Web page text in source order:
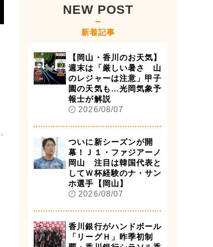
NEW POST
新着記事
【岡山・香川のお天気】
週末は「厳しい暑さ 山
のレジャーは注意」甲子
園の天気も…光岡気象予
報士が解説
2026/08/07
ついに新シーズンが開
幕！Ｊ１・ファジアーノ
岡山 注目は韓国代表と
してＷ杯経験のナ・サン
ホ選手【岡山】
2026/08/07
香川銀行がハンドボール
「リーグＨ」昨季初制